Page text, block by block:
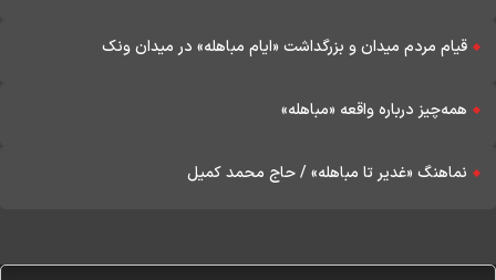
قیام مردم میدان و بزرگداشت «ایام مباهله» در میدان ونک
همه‌چیز درباره واقعه «مباهله»
نماهنگ «غدیر تا مباهله» / حاج محمد کمیل